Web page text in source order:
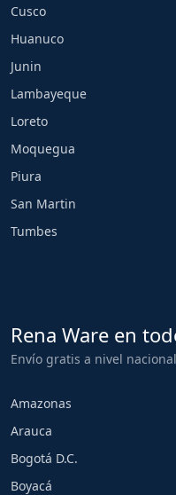
Cusco
Huanuco
Junin
Lambayeque
Loreto
Moquegua
Piura
San Martin
Tumbes
Rena Ware en
Envío gratis a nivel nacional
Amazonas
Arauca
Bogotá D.C.
Boyacá